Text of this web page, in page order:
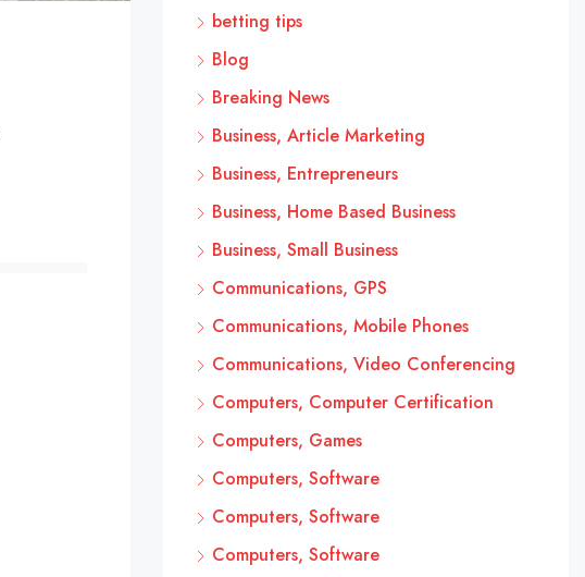
betting tips
Blog
Breaking News
Business, Article Marketing
Business, Entrepreneurs
Business, Home Based Business
Business, Small Business
Communications, GPS
Communications, Mobile Phones
Communications, Video Conferencing
Computers, Computer Certification
Computers, Games
Computers, Software
Computers, Software
Computers, Software